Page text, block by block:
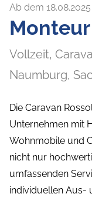
Ab dem 18.08.2025
Vollzeit,
Naumburg,
Die Caravan
Unternehmen mit
Wohnmobile und
nicht nur
umfassenden
individuellen Aus-